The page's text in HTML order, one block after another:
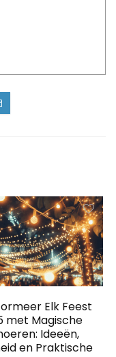
Elk Feest
met Magische
Ideeën,
en Praktische